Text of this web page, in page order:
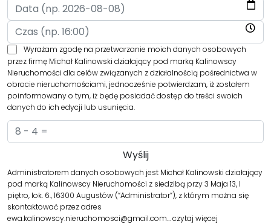
Wyrażam zgodę na przetwarzanie moich danych osobowych
przez firmę Michał Kalinowski działający pod marką Kalinowscy
Nieruchomości dla celów związanych z działalnością pośrednictwa w
obrocie nieruchomościami, jednocześnie potwierdzam, iż zostałem
poinformowany o tym, iż będę posiadać dostęp do treści swoich
danych do ich edycji lub usunięcia.
Administratorem danych osobowych jest Michał Kalinowski działający
pod marką Kalinowscy Nieruchomości z siedzibą przy 3 Maja 13, I
piętro, lok. 6., 16300 Augustów (“Administrator”), z którym można się
skontaktować przez adres
ewa.kalinowscy.nieruchomosci@gmail.com…czytaj więcej